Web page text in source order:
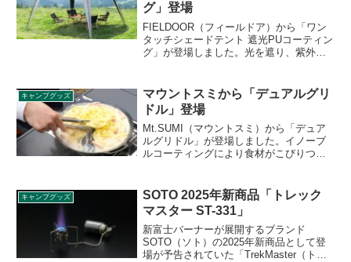
グ」登場
FIELDOOR（フィールドア）から「ワン
タッチシェードテント 遮光PUコーティン
グ」が登場しました。光を遮り、紫外線
シェードテントで、広げて天井を引っ張
り上げ、脚を伸ばすだけで設営できま
す。詳細をレビューします。
キャンプグッズ
マウントスミから「デュアルグリ
ドル」登場
Mt.SUMI（マウントスミ）から「デュア
ルグリドル」が登場しました。イノーブ
ルコーティングにより食材がこびりつき
り片手でも扱いやすく、フライパンの移
動や調理操作もスムーズに行えます。詳
細をレビューします。
キャンプグッズ
SOTO 2025年新商品「トレック
マスター ST-331」
新富士バーナーが展開するブランド
SOTO（ソト）の2025年新商品として登
場が予告されていた「TrekMaster（トレ